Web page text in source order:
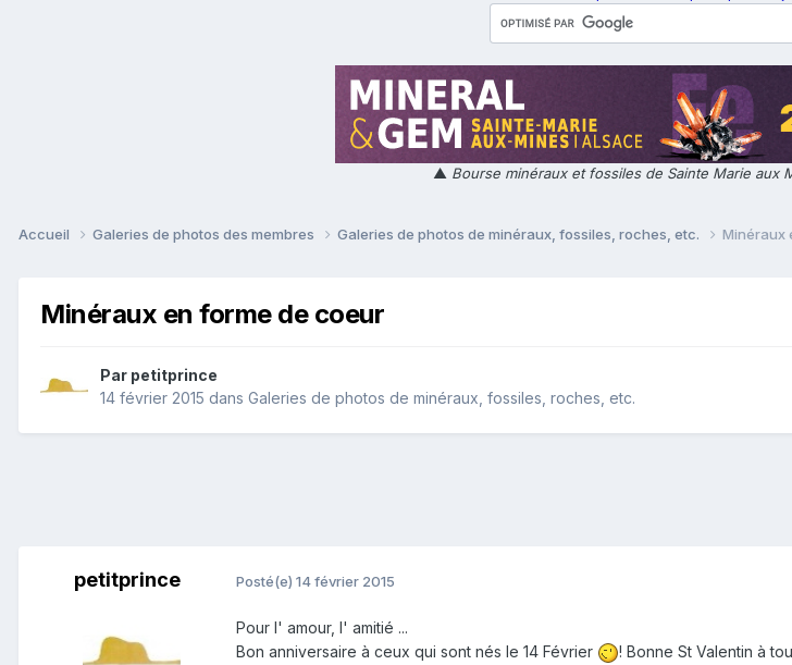
▲ Bourse minéraux et fossiles de Sainte Marie aux
Accueil Galeries de photos des membres Galeries de photos de minéraux, fossiles, roches, etc. Minéraux
Minéraux en forme de coeur
Par petitprince
14 février 2015 dans Galeries de photos de minéraux, fossiles, roches, etc.
petitprince Posté(e) 14 février 2015
Pour l' amour, l' amitié ...
Bon anniversaire à ceux qui sont nés le 14 Février
! Bonne St Valentin à